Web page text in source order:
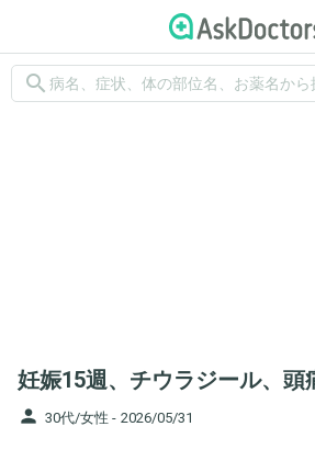
search
妊娠15週、チウラジール、頭
person 30代/女性 - 2026/05/31